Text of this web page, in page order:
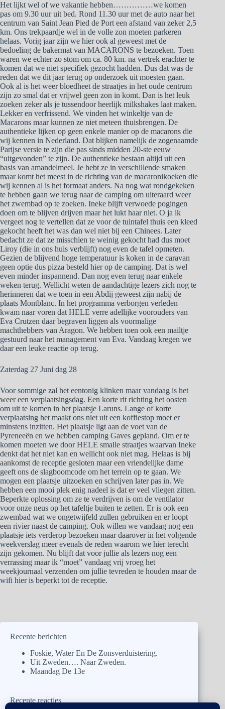
Het lijkt wel of we vakantie hebben……………we komen
pas om 9.30 uur uit bed. Rond 11.30 uur met de auto naar het
centrum van Saint Jean Pied de Port een afstand van zeker 2,5
km. Ons trekpaardje wel in de volle zon moeten parkeren
helaas. Vorig jaar zijn we hier ook al geweest met de
bedoeling de bakermat van MACARONS te bezoeken. Toen
waren we echter zo stom om ca. 80 km. na vertrek erachter te
komen dat we niet specifiek gezocht hadden. Dus dat was de
reden dat we dit jaar terug op onderzoek uit moesten gaan.
Ook al is het weer bloedheet de straatjes in het oude centrum
zijn zo smal dat er vrijwel geen zon in komt. Dan is het leuk
zoeken zeker als je tussendoor heerlijk milkshakes laat maken.
Lekker en verfrissend. We vinden het winkeltje van de
Macarons maar kunnen ze niet meteen thuisbrengen. De
authentieke lijken op geen enkele manier op de macarons die
wij kennen in Nederland. Dat blijken namelijk de zogenaamde
Parijse versie te zijn die pas sinds midden 20-ste eeuw
“uitgevonden” te zijn. De authentieke bestaan altijd uit een
basis van amandelmeel. Je hebt ze in verschillende smaken
maar komt het meest in de richting van de macaronikoeken die
wij kennen al is het formaat anders. Na nog wat rondgekeken
te hebben gaan we terug naar de camping om uiteraard weer
het zwembad op te zoeken. Ineke blijft verwoede pogingen
doen om te blijven drijven maar het lukt haar niet. O ja ik
vergeet nog te vertellen dat ze voor de tuintafel thuis een kleed
gekocht heeft het was dan wel niet bij een Chinees. Later
bedacht ze dat ze misschien te weinig gekocht had dus moet
Liroy (die in ons huis verblijft) nog even de tafel opmeten.
Gezien de blijvend hoge temperatuur is koken in de caravan
geen optie dus pizza besteld hier op de camping. Dat is wel
even minder inspannend. Dan nog even terug naar enkele
weken terug. Wellicht weten de aandachtige lezers zich nog te
herinneren dat we toen in een Abdij geweest zijn nabij de
plaats Montblanc. In het programma verborgen verleden
kwam naar voren dat HELE verre adellijke voorouders van
Eva Crutzen daar begraven liggen als voormalige
machthebbers van Aragon. We hebben toen ook een mailtje
gestuurd naar het management van Eva. Vandaag kregen we
daar een leuke reactie op terug.
Zaterdag 27 Juni dag 28
Voor sommige zal het eentonig klinken maar vandaag is het
weer een verplaatsingsdag. Een korte rit richting het oosten
om uit te komen in het plaatsje Laruns. Lange of korte
verplaatsing het maakt ons niet uit een koffiestop moet er
minstens inzitten. Het plaatsje ligt aan de voet van de
Pyreneeën en we hebben camping Gaves gepland. Om er te
komen moeten we door HELE smalle straatjes waarvan Ineke
denkt dat het niet kan en wellicht ook niet mag. Helaas is bij
aankomst de receptie gesloten maar een vriendelijke dame
geeft ons de slagboomcode om het terrein op te gaan. We
mogen een plaatsje uitzoeken en schrijven later pas in. We
hebben een mooi plek enig nadeel is dat er veel vliegen zitten.
Beperkte oplossing om ze te verdrijven is om de ventilator
voor onze neus op het tafeltje buiten te zetten. Er is ook een
zwembad wat we ongetwijfeld zullen gebruiken en er loopt
een rivier naast de camping. Ook willen we vandaag nog een
plaatsje iets verderop bezoeken maar daarover in het volgende
weekverslag meer evenals de reden waarom we hier terecht
zijn gekomen. Nu blijft dat voor jullie als lezers nog een
verrassing maar ik “moet” vandaag vrij vroeg het
weekjournaal verzenden om jullie tevreden te houden maar de
wifi hier is beperkt tot de receptie.
Recente berichten
Foskie, Water En De Zonsverduistering.
Uit Zweden…. Naar Zweden.
Maandag De 13e
Recente reacties